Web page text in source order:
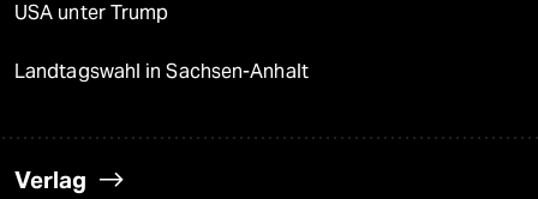
USA unter Trump
Landtagswahl in Sachsen-Anhalt
Verlag